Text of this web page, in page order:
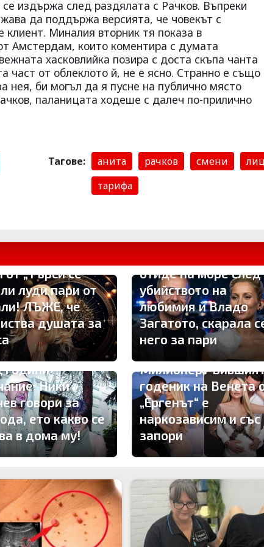
се издържа след раздялата с Рачков. Въпреки
да поддържа версията, че човекът с
Миналия вторник тя показа в
Амстердам, които коментира с думата
хасковлийка позира с доста скъпа чанта
част от облеклото й, не е ясно. Странно е също
нея, би могъл да я пусне на публично място
паланицата ходеше с далеч по-прилично
Тагове: анита рачков смени
тарифа
„Търси се“
луди пари от
ЛЪЖЕ, че
душата за
отиде на море след
убийството на
любимия й Владо
Загатото, скарала
него за пари
години
Ники
говори за
ето какво се
в дома му!
Милионер?
годеник на Венета
„Ергенът“ е
наркозависим и със
запори